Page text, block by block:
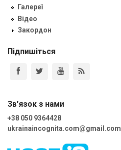
Галереї
Відео
Закордон
Підпишіться
Зв'язок з нами
+38 050 9364428
ukrainaincognita.com@gmail.com